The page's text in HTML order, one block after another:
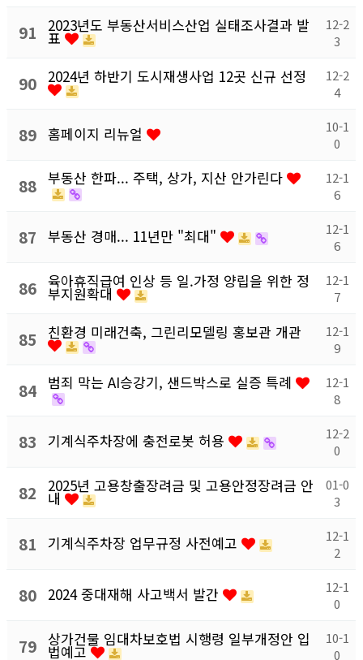
91 2023년도 부동산서비스산업 실태조사결과 발
표
12-2
3
90 2024년 하반기 도시재생사업 12곳 신규 선정
12-2
4
89 홈페이지 리뉴얼
10-1
0
88 부동산 한파... 주택, 상가, 지산 안가린다
12-1
6
87 부동산 경매... 11년만 "최대"
12-1
6
86 육아휴직급여 인상 등 일.가정 양립을 위한 정
부지원확대
12-1
7
85 친환경 미래건축, 그린리모델링 홍보관 개관
12-1
9
84 범죄 막는 AI승강기, 샌드박스로 실증 특례
12-1
8
83 기계식주차장에 충전로봇 허용
12-2
0
82 2025년 고용창출장려금 및 고용안정장려금 안
내
01-0
3
81 기계식주차장 업무규정 사전예고
12-1
2
80 2024 중대재해 사고백서 발간
12-1
0
79 상가건물 임대차보호법 시행령 일부개정안 입
법예고
10-1
0